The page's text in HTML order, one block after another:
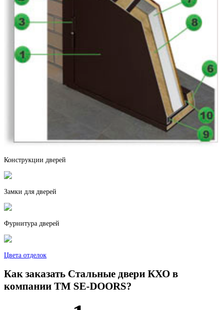
Дерево софт
Конструкции дверей
Замки для дверей
Фурнитура дверей
Цвета отделок
Как заказать Стальные двери КХО в
компании TM SE-DOORS?